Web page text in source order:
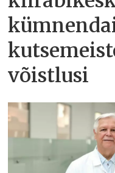
võistlusi